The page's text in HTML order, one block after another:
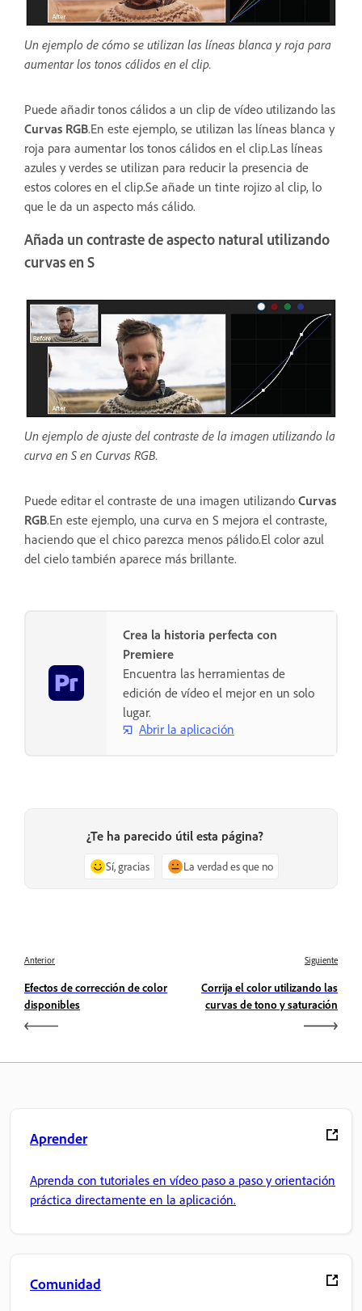
Un ejemplo de cómo se utilizan las líneas blanca y roja para
aumentar los tonos cálidos en el clip.
Puede añadir tonos cálidos a un clip de vídeo utilizando las
Curvas RGB.En este ejemplo, se utilizan las líneas blanca y
roja para aumentar los tonos cálidos en el clip.Las líneas
azules y verdes se utilizan para reducir la presencia de
estos colores en el clip.Se añade un tinte rojizo al clip, lo
que le da un aspecto más cálido.
Añada un contraste de aspecto natural utilizando
curvas en S
Un ejemplo de ajuste del contraste de la imagen utilizando la
curva en S en Curvas RGB.
Puede editar el contraste de una imagen utilizando Curvas
RGB.En este ejemplo, una curva en S mejora el contraste,
haciendo que el chico parezca menos pálido.El color azul
del cielo también aparece más brillante.
Crea la historia perfecta con
Premiere
Encuentra las herramientas de
edición de vídeo el mejor en un solo
lugar.
Abrir la aplicación
¿Te ha parecido útil esta página?
Sí, gracias La verdad es que no
Anterior
Efectos de corrección de color
disponibles
Siguiente
Corrija el color utilizando las
curvas de tono y saturación
Aprender
Aprenda con tutoriales en vídeo paso a paso y orientación
práctica directamente en la aplicación.
Comunidad